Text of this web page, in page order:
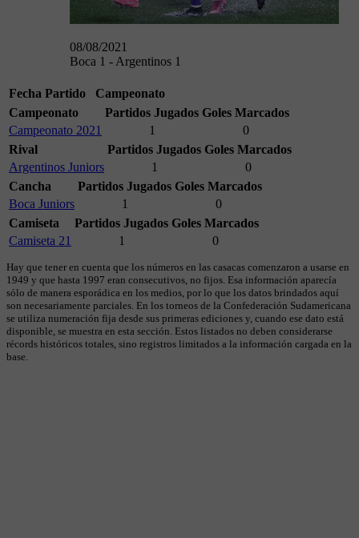
08/08/2021
Boca 1 - Argentinos 1
Fecha Partido
Campeonato
Campeonato
Partidos Jugados Goles Marcados
Campeonato 2021
1
0
Rival
Partidos Jugados Goles Marcados
Argentinos Juniors
1
0
Cancha
Partidos Jugados Goles Marcados
Boca Juniors
1
0
Camiseta
Partidos Jugados Goles Marcados
Camiseta 21
1 0
Hay que tener en cuenta que los números en las casacas comenzaron a usarse en
1949 y que hasta 1997 eran consecutivos, no fijos. Esa información aparecía
sólo de manera esporádica en los medios, por lo que los datos brindados aquí
son necesariamente parciales. En los torneos de la Confederación Sudamericana
se utiliza numeración fija desde sus primeras ediciones y, cuando ese dato está
disponible, se muestra en esta sección. Estos listados no deben considerarse
récords históricos totales, sino registros limitados a la información cargada en la
base.